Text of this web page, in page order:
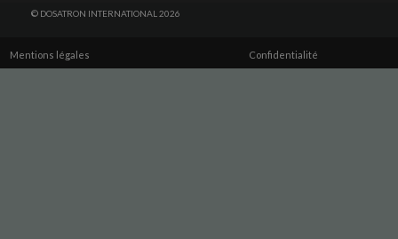
© DOSATRON INTERNATIONAL 2026
Mentions légales Confidentialité